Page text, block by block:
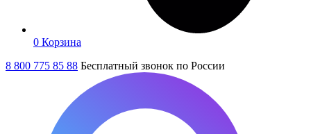
0 Корзина
8 800 775 85 88 Бесплатный звонок по России